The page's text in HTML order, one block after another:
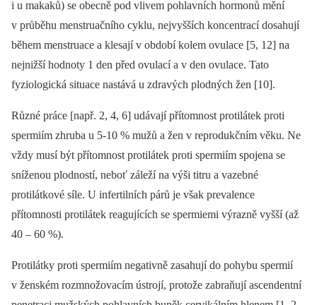
i u makaků) se obecně pod vlivem pohlavních hormonů mění
v průběhu menstruačního cyklu, nejvyšších koncentrací dosahují
během menstruace a klesají v období kolem ovulace [5, 12] na
nejnižší hodnoty 1 den před ovulací a v den ovulace. Tato
fyziologická situace nastává u zdravých plodných žen [10].
Různé práce [např. 2, 4, 6] udávají přítomnost protilátek proti
spermiím zhruba u 5-10 % mužů a žen v reprodukčním věku. Ne
vždy musí být přítomnost protilátek proti spermiím spojena se
sníženou plodností, neboť záleží na výši titru a vazebné
protilátkové síle. U infertilních párů je však prevalence
přítomnosti protilátek reagujících se spermiemi výrazně vyšší (až
40 –⁠ 60 %).
Protilátky proti spermiím negativně zasahují do pohybu spermií
v ženském rozmnožovacím ústrojí, protože zabraňují ascendentní